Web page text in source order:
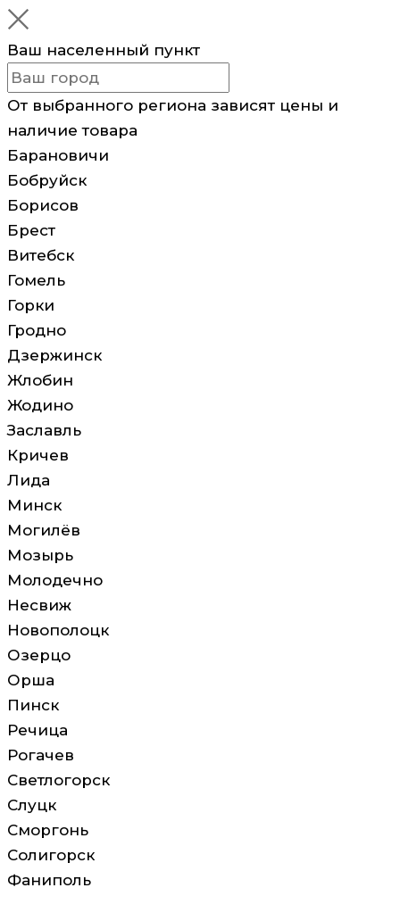
Ваш населенный пункт
От выбранного региона зависят цены и
наличие товара
Барановичи
Бобруйск
Борисов
Брест
Витебск
Гомель
Горки
Гродно
Дзержинск
Жлобин
Жодино
Заславль
Кричев
Лида
Минск
Могилёв
Мозырь
Молодечно
Несвиж
Новополоцк
Озерцо
Орша
Пинск
Речица
Рогачев
Светлогорск
Слуцк
Сморгонь
Солигорск
Фаниполь